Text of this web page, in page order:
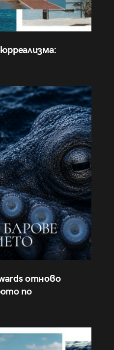
отново
по